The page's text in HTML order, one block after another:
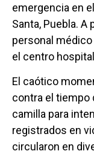
emergencia en
Santa, Puebla.
personal
el centro
El caótico
contra el tiempo
camilla para
registrados en
circularon en